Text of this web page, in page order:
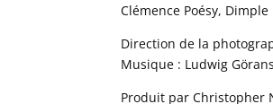
Clémence Poésy,
Direction de la
Musique : Ludwig
Produit par Christopher